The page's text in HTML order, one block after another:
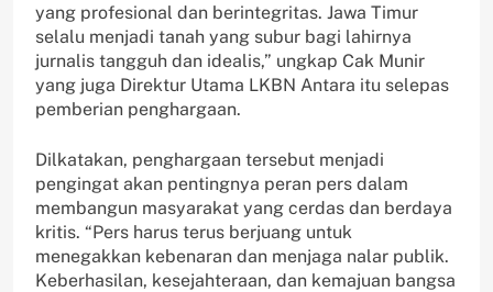
yang profesional dan berintegritas. Jawa Timur
selalu menjadi tanah yang subur bagi lahirnya
jurnalis tangguh dan idealis,” ungkap Cak Munir
yang juga Direktur Utama LKBN Antara itu selepas
pemberian penghargaan.
Dilkatakan, penghargaan tersebut menjadi
pengingat akan pentingnya peran pers dalam
membangun masyarakat yang cerdas dan berdaya
kritis. “Pers harus terus berjuang untuk
menegakkan kebenaran dan menjaga nalar publik.
Keberhasilan, kesejahteraan, dan kemajuan bangsa